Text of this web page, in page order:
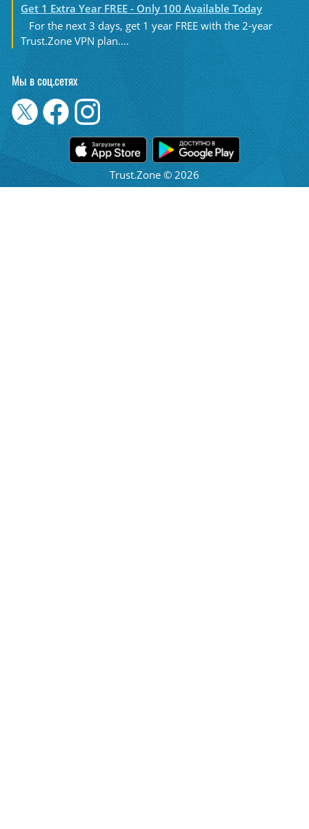
Get 1 Extra Year FREE - Only 100 Available Today
For the next 3 days, get 1 year FREE with the 2-year
Trust.Zone VPN plan....
Мы в соц.сетях
Trust.Zone © 2026